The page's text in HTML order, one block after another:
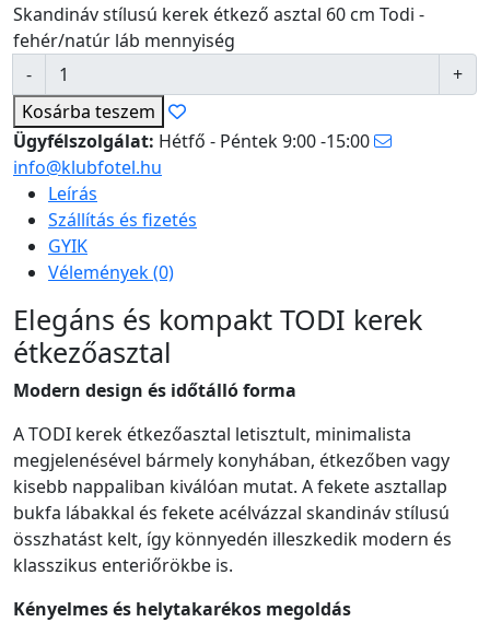
Skandináv stílusú kerek étkező asztal 60 cm Todi -
fehér/natúr láb mennyiség
Kosárba teszem
Ügyfélszolgálat: Hétfő - Péntek 9:00 -15:00
info@klubfotel.hu
Leírás
Szállítás és fizetés
GYIK
Vélemények (0)
Elegáns és kompakt TODI kerek
étkezőasztal
Modern design és időtálló forma
A TODI kerek étkezőasztal letisztult, minimalista
megjelenésével bármely konyhában, étkezőben vagy
kisebb nappaliban kiválóan mutat. A fekete asztallap
bukfa lábakkal és fekete acélvázzal skandináv stílusú
összhatást kelt, így könnyedén illeszkedik modern és
klasszikus enteriőrökbe is.
Kényelmes és helytakarékos megoldás